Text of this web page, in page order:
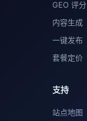
GEO 评分
内容生成
一键发布
套餐定价
支持
站点地图